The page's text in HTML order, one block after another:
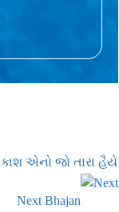
એનો જો તારા હૈયે
Next Bhajan